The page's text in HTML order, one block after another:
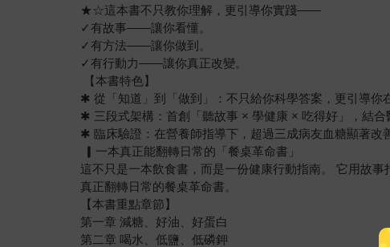
★☆這本書不只教你理解，更引導你實踐——
✓有故事——讓你看懂。
✓有方法——讓你做到。
✓有行動力——讓你真正改變。
【本書特色】
✱ 從「知道」到「做到」：不只給你科學答案，更引導你
✱ 三段式架構：首創「聽故事 × 學健康 × 吃得好」，結合
✱ 臨床驗證：在營養師指導下，超過三成病友血糖顯著改
▎一本真正能翻轉日常的「餐桌革命書」
這不只是一本飲食書，而是一份健康行動指南。 它用故
真正翻轉日常的餐桌革命書。
【本書重點章節】
第一章 減糖、好油、好蛋白
第二章 喝水、低鹽、低磷鉀